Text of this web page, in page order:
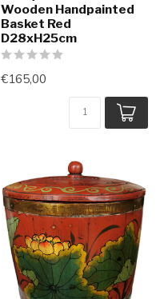
Wooden Handpainted
Basket Red
D28xH25cm
€165,00